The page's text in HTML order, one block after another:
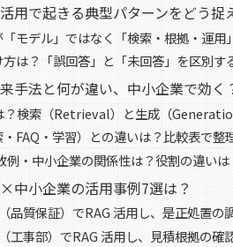
用で起きる典型パターンをどう捉
モデル」ではなく「検索・根拠・運用
は？「誤回答」と「未回答」を区別す
手法と何が違い、中小企業で効く
？検索（Retrieval）と生成（
FAQ・学習）との違いは？比較表で整
例・中小企業の関係性は？役割の違いは
中小企業の活用事例7選は？
品質保証）でRAG 活用し、是正処置の
工事部）でRAG 活用し、見積根拠の確